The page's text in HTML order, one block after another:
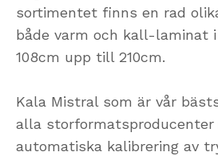
sortimentet finns en rad
både varm och kall-laminat
108cm upp till 210cm.
Kala Mistral som är vår
alla storformatsproducenter
automatiska kalibrering av